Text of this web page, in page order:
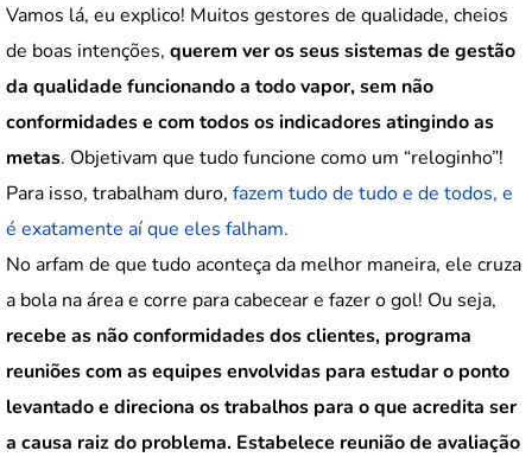
Vamos lá, eu explico! Muitos gestores de qualidade, cheios
de boas intenções, querem ver os seus sistemas de gestão
da qualidade funcionando a todo vapor, sem não
conformidades e com todos os indicadores atingindo as
metas. Objetivam que tudo funcione como um “reloginho”!
Para isso, trabalham duro, fazem tudo de tudo e de todos, e
é exatamente aí que eles falham.
No arfam de que tudo aconteça da melhor maneira, ele cruza
a bola na área e corre para cabecear e fazer o gol! Ou seja,
recebe as não conformidades dos clientes, programa
reuniões com as equipes envolvidas para estudar o ponto
levantado e direciona os trabalhos para o que acredita ser
a causa raiz do problema. Estabelece reunião de avaliação